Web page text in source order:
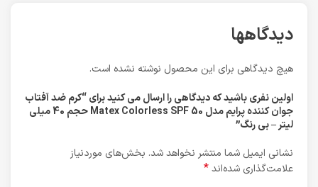
دیدگاهها
هیچ دیدگاهی برای این محصول نوشته نشده است.
اولین نفری باشید که دیدگاهی را ارسال می کنید برای “کرم ضد آفتاب
جوان کننده پرایم مدل Matex Colorless SPF 50 حجم 40 میلی
لیتر – بی رنگ”
نشانی ایمیل شما منتشر نخواهد شد. بخش‌های موردنیاز
علامت‌گذاری شده‌اند*